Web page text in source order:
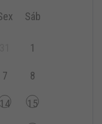
Sáb
1
7 8
14 15